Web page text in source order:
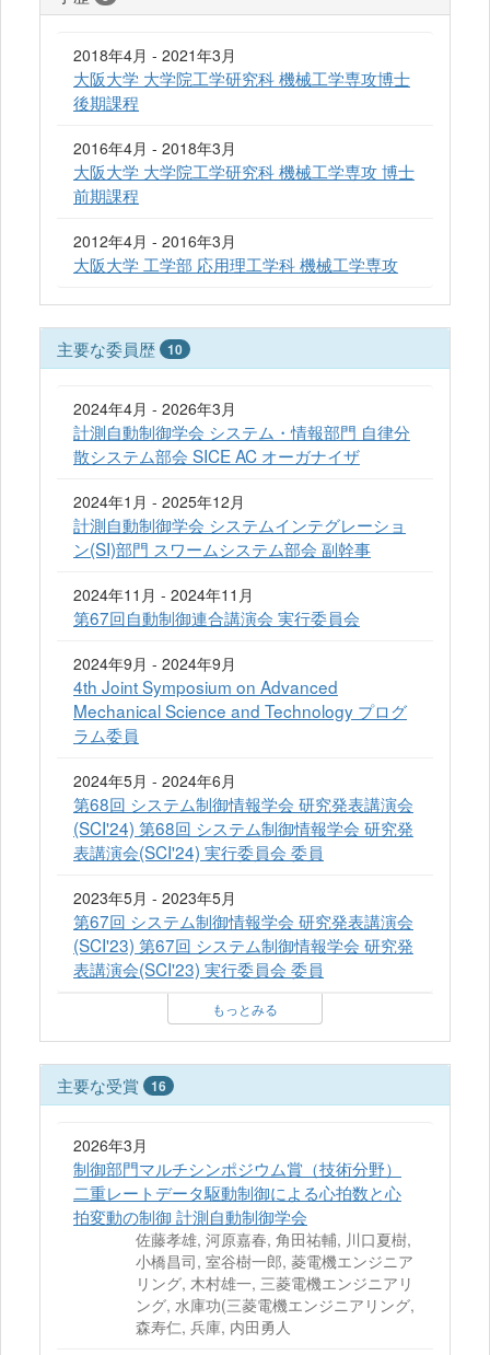
2018年4月 - 2021年3月
大阪大学 大学院工学研究科 機械工学専攻博士
後期課程
2016年4月 - 2018年3月
大阪大学 大学院工学研究科 機械工学専攻 博士
前期課程
2012年4月 - 2016年3月
大阪大学 工学部 応用理工学科 機械工学専攻
主要な委員歴 10
2024年4月 - 2026年3月
計測自動制御学会 システム・情報部門 自律分
散システム部会 SICE AC オーガナイザ
2024年1月 - 2025年12月
計測自動制御学会 システムインテグレーショ
ン(SI)部門 スワームシステム部会 副幹事
2024年11月 - 2024年11月
第67回自動制御連合講演会 実行委員会
2024年9月 - 2024年9月
4th Joint Symposium on Advanced
Mechanical Science and Technology プログ
ラム委員
2024年5月 - 2024年6月
第68回 システム制御情報学会 研究発表講演会
(SCI'24) 第68回 システム制御情報学会 研究発
表講演会(SCI'24) 実行委員会 委員
2023年5月 - 2023年5月
第67回 システム制御情報学会 研究発表講演会
(SCI'23) 第67回 システム制御情報学会 研究発
表講演会(SCI'23) 実行委員会 委員
もっとみる
主要な受賞 16
2026年3月
制御部門マルチシンポジウム賞（技術分野）
二重レートデータ駆動制御による心拍数と心
拍変動の制御 計測自動制御学会
佐藤孝雄, 河原嘉春, 角田祐輔, 川口夏樹,
小橋昌司, 室谷樹一郎, 菱電機エンジニア
リング, 木村雄一, 三菱電機エンジニアリ
ング, 水庫功(三菱電機エンジニアリング,
森寿仁, 兵庫, 内田勇人